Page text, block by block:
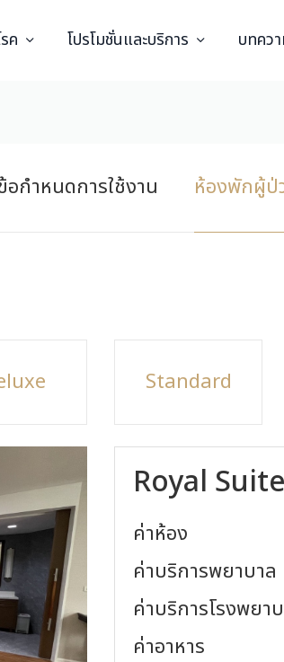
ค โปรโมชั่นและบริการ บทคว
อกำหนดการใช้งาน ห้องพักผู้ป่
Standard
Royal Suite
ค่าห้อง
ค่าบริการพยาบาล
ค่าบริการโรงพยา
ค่าอาหาร